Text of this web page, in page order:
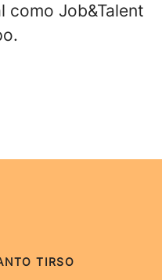
como Job&Talent
TIRSO